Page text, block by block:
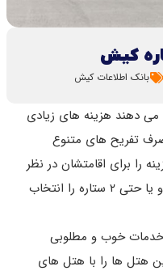
بانک اطلاعات کیش
دهند هزینه های زیادی
تفریح های متنوع
را برای اقامتشان در نظر
می گیرند، هتل های ۳ ستاره کیش و یا حتی ۲ ستاره را انتخاب
و خدمات خوب و مطلوبی
هتل ها را با هتل های